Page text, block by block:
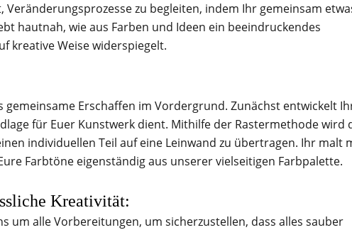
zu begleiten, indem Ihr gemeinsam
hautnah, wie aus Farben und Ideen ein beeindruckendes
kreative Weise widerspiegelt.
gemeinsame Erschaffen im Vordergrund. Zunächst entwickelt
für Euer Kunstwerk dient. Mithilfe der Rastermethode wird
individuellen Teil auf eine Leinwand zu übertragen. Ihr malt
Farbtöne eigenständig aus unserer vielseitigen Farbpalette.
Kreativität:
um alle Vorbereitungen, um sicherzustellen, dass alles sauber